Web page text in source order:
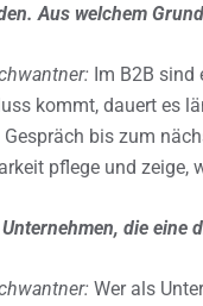
Aus welchem
Im B2B sind
kommt, dauert es
Gespräch bis zum
pflege und zeige,
die eine
Wer als